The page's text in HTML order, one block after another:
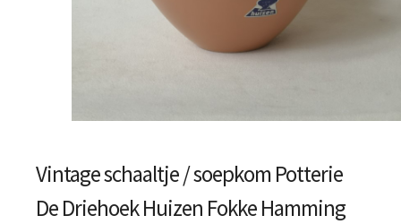
Vintage schaaltje / soepkom Potterie
De Driehoek Huizen Fokke Hamming